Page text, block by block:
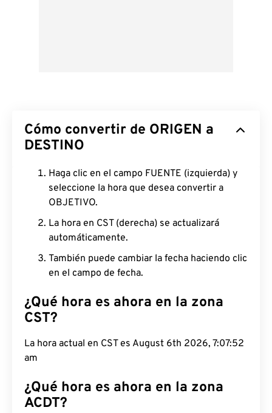
Cómo convertir de ORIGEN a
DESTINO
Haga clic en el campo FUENTE (izquierda) y
seleccione la hora que desea convertir a
OBJETIVO.
La hora en CST (derecha) se actualizará
automáticamente.
También puede cambiar la fecha haciendo clic
en el campo de fecha.
¿Qué hora es ahora en la zona
CST?
La hora actual en CST es August 6th 2026, 7:07:53
am
¿Qué hora es ahora en la zona
ACDT?